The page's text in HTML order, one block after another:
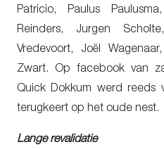
Patricio, Paulus
Reinders, Jurgen
Vredevoort, Joël
Zwart. Op facebook van
Quick Dokkum werd reeds
terugkeert op het oude nest.
Lange revalidatie